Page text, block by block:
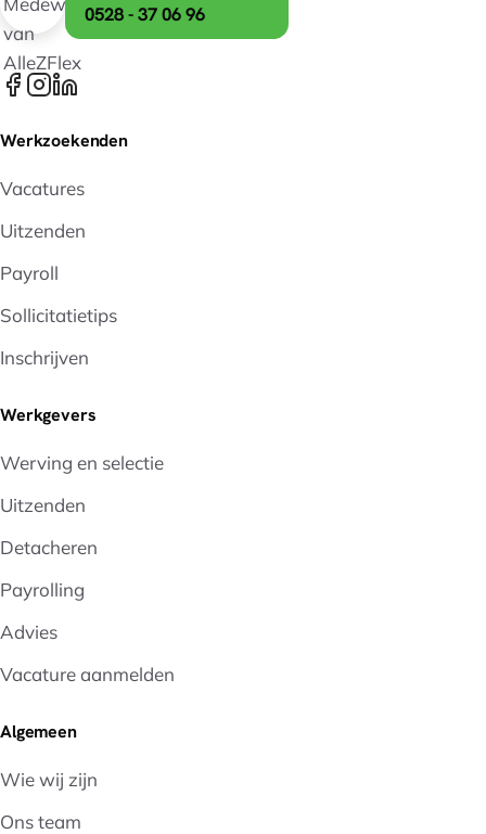
0528 - 37 06 96
Werkzoekenden
Vacatures
Uitzenden
Payroll
Sollicitatietips
Inschrijven
Werkgevers
Werving en selectie
Uitzenden
Detacheren
Payrolling
Advies
Vacature aanmelden
Algemeen
Wie wij zijn
Ons team